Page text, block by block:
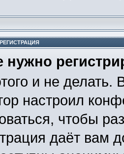
нужно
и не делать.
настроил
чтобы
даёт вам